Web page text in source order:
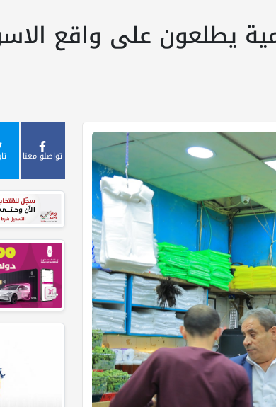
يطلعون على واقع
تواصلو معنا